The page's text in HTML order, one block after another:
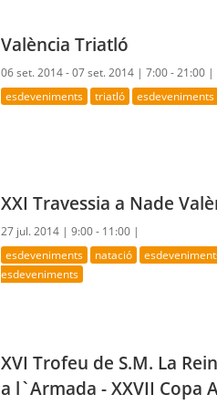
València Triatló
06 set. 2014 - 07 set. 2014 |7:00 - 21:00 |
esdeveniments triatló
XXI Travessia a Nade
27 jul. 2014 |9:00 - 11:00 |
esdeveniments natació
esdeveniments
XVI Trofeu de S.M. La
a l`Armada - XXVII Copa